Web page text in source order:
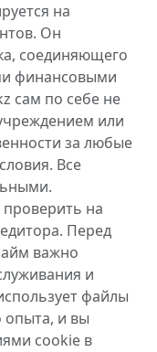
на
Он
соединяющего
финансовыми
сам по себе не
или
за любые
Все
на
Перед
важно
и
файлы
опыта, и вы
cookie в